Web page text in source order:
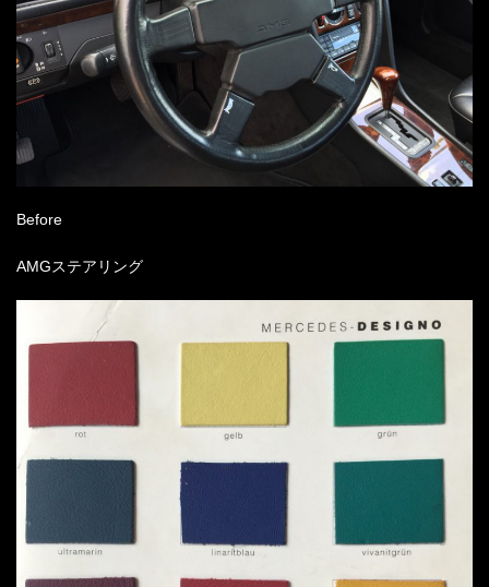
Before
AMGステアリング